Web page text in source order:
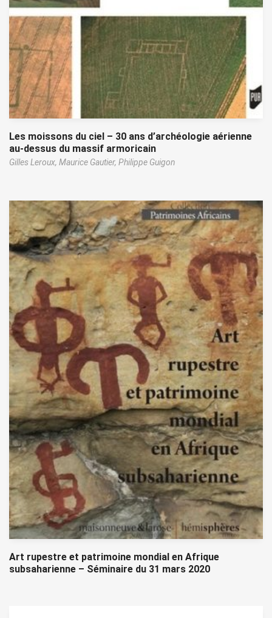
Les moissons du ciel – 30 ans d’archéologie aérienne
au-dessus du massif armoricain
Gilles Leroux, Maurice Gautier, Philippe Guigon
Art rupestre et patrimoine mondial en Afrique
subsaharienne – Séminaire du 31 mars 2020